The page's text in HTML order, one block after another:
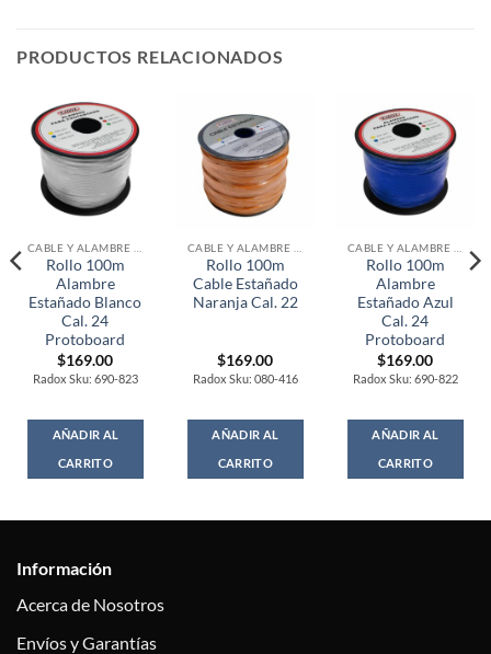
PRODUCTOS RELACIONADOS
Rollo 100m
Alambre
Estañado Blanco
Cal. 24
Protoboard
$169.00
Radox Sku: 690-823
AÑADIR AL
CARRITO
Rollo 100m
Cable Estañado
Naranja Cal. 22
$169.00
Radox Sku: 080-416
AÑADIR AL
CARRITO
Rollo 100m
Alambre
Estañado Azul
Cal. 24
Protoboard
$169.00
Radox Sku: 690-822
AÑADIR AL
CARRITO
Información
Acerca de Nosotros
Envíos y Garantías